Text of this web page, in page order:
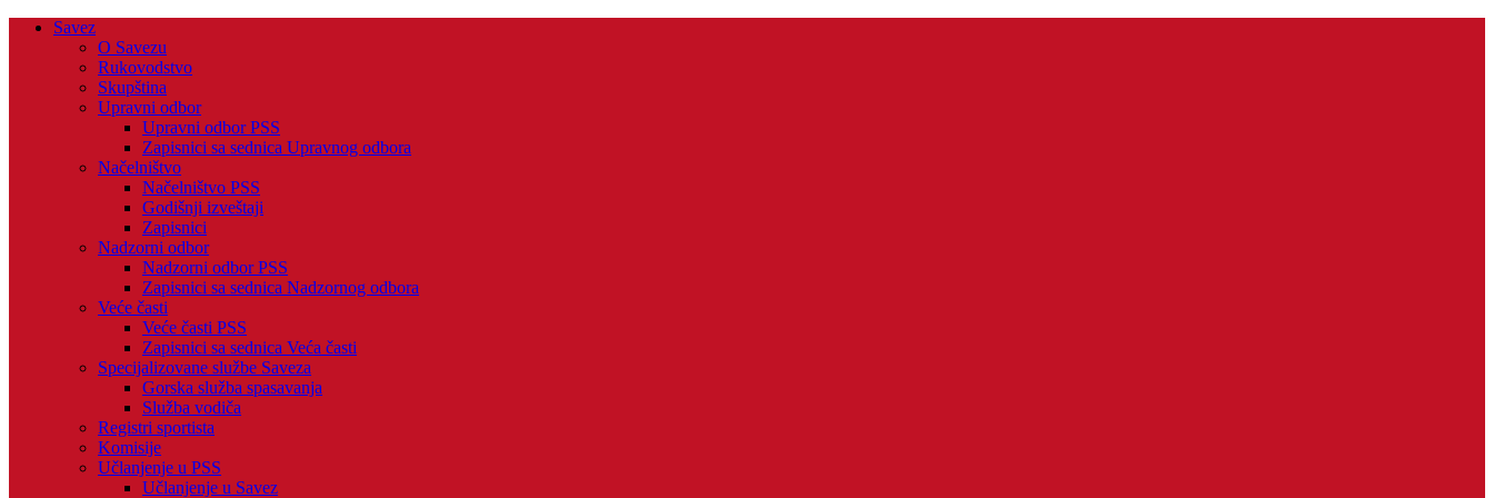
Savez
O Savezu
Rukovodstvo
Skupština
Upravni odbor
Upravni odbor PSS
Zapisnici sa sednica Upravnog odbora
Načelništvo
Načelništvo PSS
Godišnji izveštaji
Zapisnici
Nadzorni odbor
Nadzorni odbor PSS
Zapisnici sa sednica Nadzornog odbora
Veće časti
Veće časti PSS
Zapisnici sa sednica Veća časti
Specijalizovane službe Saveza
Gorska služba spasavanja
Služba vodiča
Registri sportista
Komisije
Učlanjenje u PSS
Učlanjenje u Savez